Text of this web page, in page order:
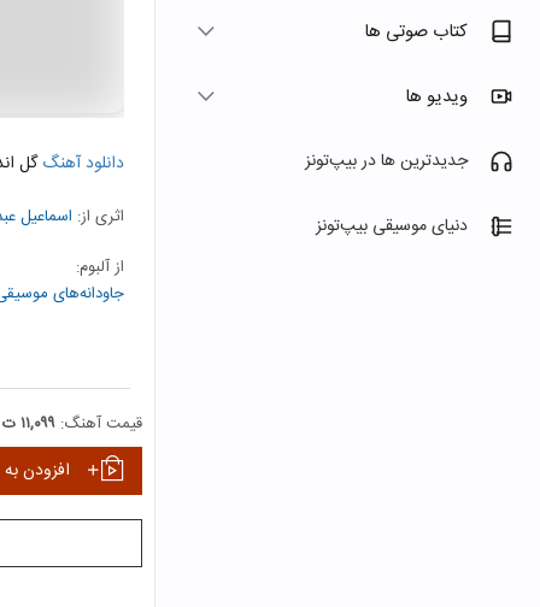
کتاب صوتی ها
ویدیو ها
جدیدترین ها در بیپ‌تونز
دنیای موسیقی بیپ‌تونز
دانلود آهنگگل
اثری از: اسماعیل
از آلبوم:
جاودانه‌های موسیقی
قیمت آهنگ: ۱۱,۰۹۹ ت
افزودن